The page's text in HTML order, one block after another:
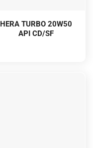
HERA TURBO 20W50
API CD/SF